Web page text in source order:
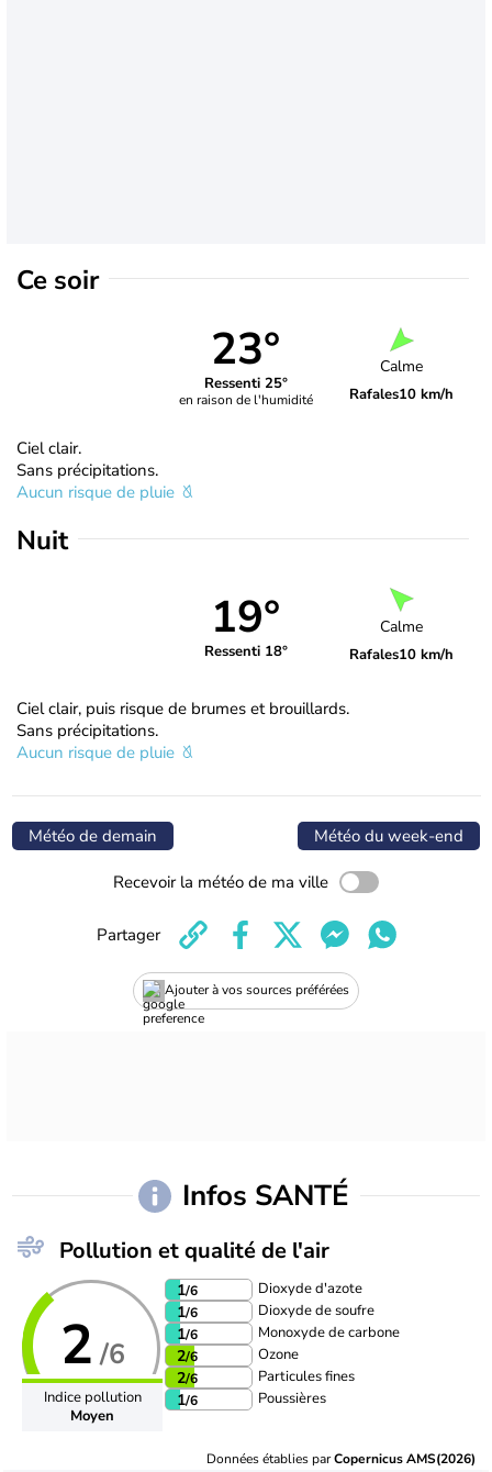
Ce soir
23°
Ressenti 25°
en raison de l'humidité
Calme
Rafales10 km/h
Ciel clair.
Sans précipitations.
Aucun risque de pluie
Nuit
19°
Ressenti 18°
Calme
Rafales10 km/h
Ciel clair, puis risque de brumes et brouillards.
Sans précipitations.
Aucun risque de pluie
Météo de demain Météo du week-end
Recevoir la météo de ma ville
Ajouter à vos sources préférées
Partager
Infos SANTÉ
Pollution et qualité de l'air
2 /6
Indice pollution
Moyen
1/6 Dioxyde d'azote
1/6 Dioxyde de soufre
1/6 Monoxyde de carbone
2/6 Ozone
2/6 Particules fines
1/6 Poussières
Données établies parCopernicus AMS(2026)